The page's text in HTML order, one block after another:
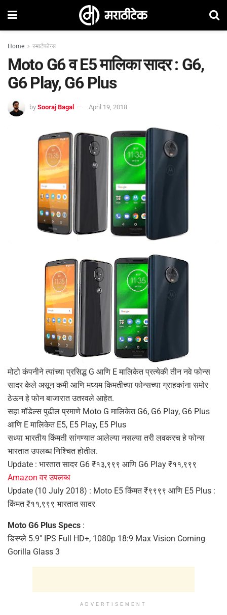
Home स्मार्टफोन्स
Moto G6 व E5 मालिका सादर : G6,
G6 Play, G6 Plus
by Sooraj Bagal April 19, 2018
मोटो कंपनीने त्यांच्या प्रसिद्ध G आणि E मालिकेत प्रत्येकी तीन नवे फोन्स
सादर केले असून कमी आणि मध्यम किमतीच्या फोन्सच्या ग्राहकांना समोर
ठेऊन हे फोन बाजारात उतरवले आहेत.
सहा मॉडेल्स पुढील प्रमाणे Moto G मालिकेत G6, G6 Play, G6 Plus
आणि E मालिकेत E5, E5 Play, E5 Plus
सध्या भारतीय किंमती सांगण्यात आलेल्या नसल्या तरी लवकरच हे फोन्स
भारतात उपलब्ध निश्चित होतील.
Update : भारतात सादर G6 ₹१३,९९९ आणि G6 Play ₹११,९९९
Amazon वर उपलब्ध
Update (10 July 2018) : Moto E5 किंमत ₹९९९९ आणि E5 Plus :
किंमत ₹११,९९९ भारतात सादर
Moto G6 Plus Specs :
डिस्प्ले 5.9″ IPS Full HD+, 1080p 18:9 Max Vision Corning
Gorilla Glass 3
ADVERTISEMENT